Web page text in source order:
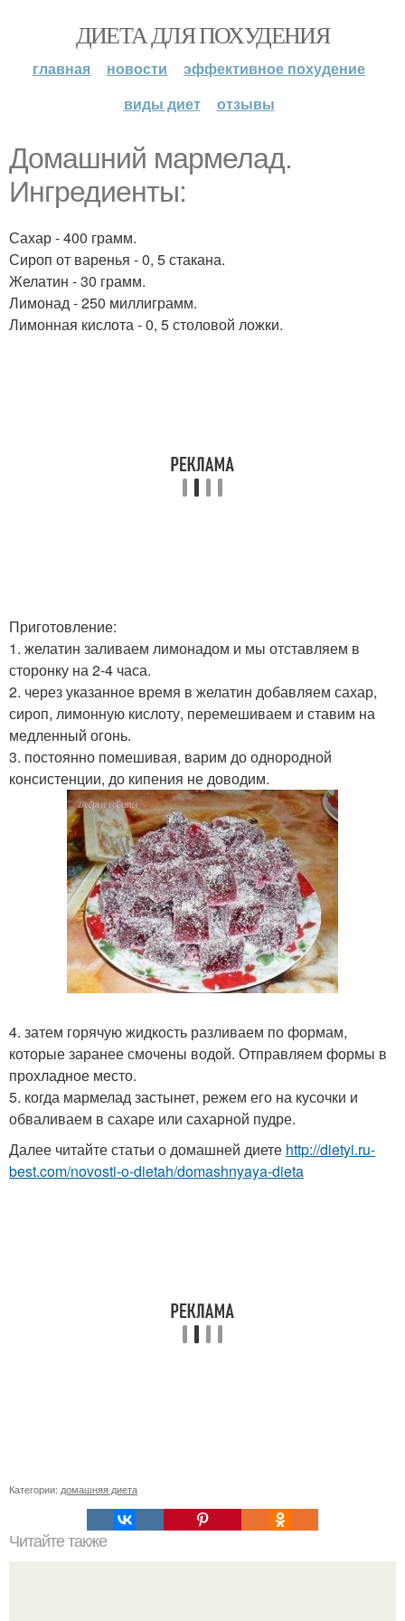
ДИЕТА ДЛЯ ПОХУДЕНИЯ
главная новости
эффективное похудение
виды диет
отзывы
Домашний мармелад.
Ингредиенты:
Сахар - 400 грамм.
Сироп от варенья - 0, 5 стакана.
Желатин - 30 грамм.
Лимонад - 250 миллиграмм.
Лимонная кислота - 0, 5 столовой ложки.
Приготовление:
1. желатин заливаем лимонадом и мы отставляем в
сторонку на 2-4 часа.
2. через указанное время в желатин добавляем сахар,
сироп, лимонную кислоту, перемешиваем и ставим на
медленный огонь.
3. постоянно помешивая, варим до однородной
консистенции, до кипения не доводим.
4. затем горячую жидкость разливаем по формам,
которые заранее смочены водой. Отправляем формы в
прохладное место.
5. когда мармелад застынет, режем его на кусочки и
обваливаем в сахаре или сахарной пудре.
Далее читайте статьи о домашней диете http://dietyi.ru-
best.com/novosti-o-dietah/domashnyaya-dieta
Категории: домашняя диета
Читайте также